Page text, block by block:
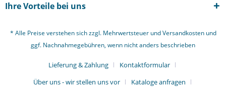
Ihre Vorteile bei uns
* Alle Preise verstehen sich zzgl. Mehrwertsteuer undVersandkostenund
ggf. Nachnahmegebühren, wenn nicht anders beschrieben
Lieferung & Zahlung
Kontaktformular
Über uns - wir stellen uns vor
Kataloge anfragen